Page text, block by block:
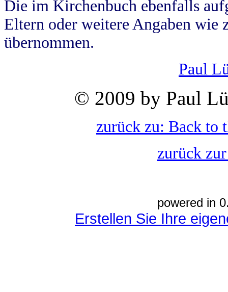
Die im Kirchenbuch ebenfalls
Eltern oder weitere Angaben wie
übernommen.
Paul
© 2009 by Paul
zurück zu: Back to
zurück
powered in
Erstellen Sie Ihre